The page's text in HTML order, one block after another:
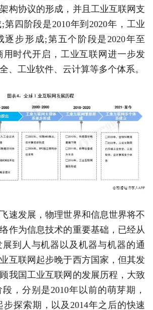
构协议的形成，并且工业互联网支
四阶段是2010年到2020年，工业
逐步形成;第五个阶段是2020年至
用时代开启，工业互联网进一步发
、工业软件、云计算等多个体系。
速发展，物理世界和信息世界将不
作为信息技术的重要基础，已经从
展到人与机器以及机器与机器的通
互联网起步晚于西方国家，但其发
我国工业互联网的发展历程，大致
，分别是2010年以前的萌芽期，
步探索期，以及2014年之后的快速